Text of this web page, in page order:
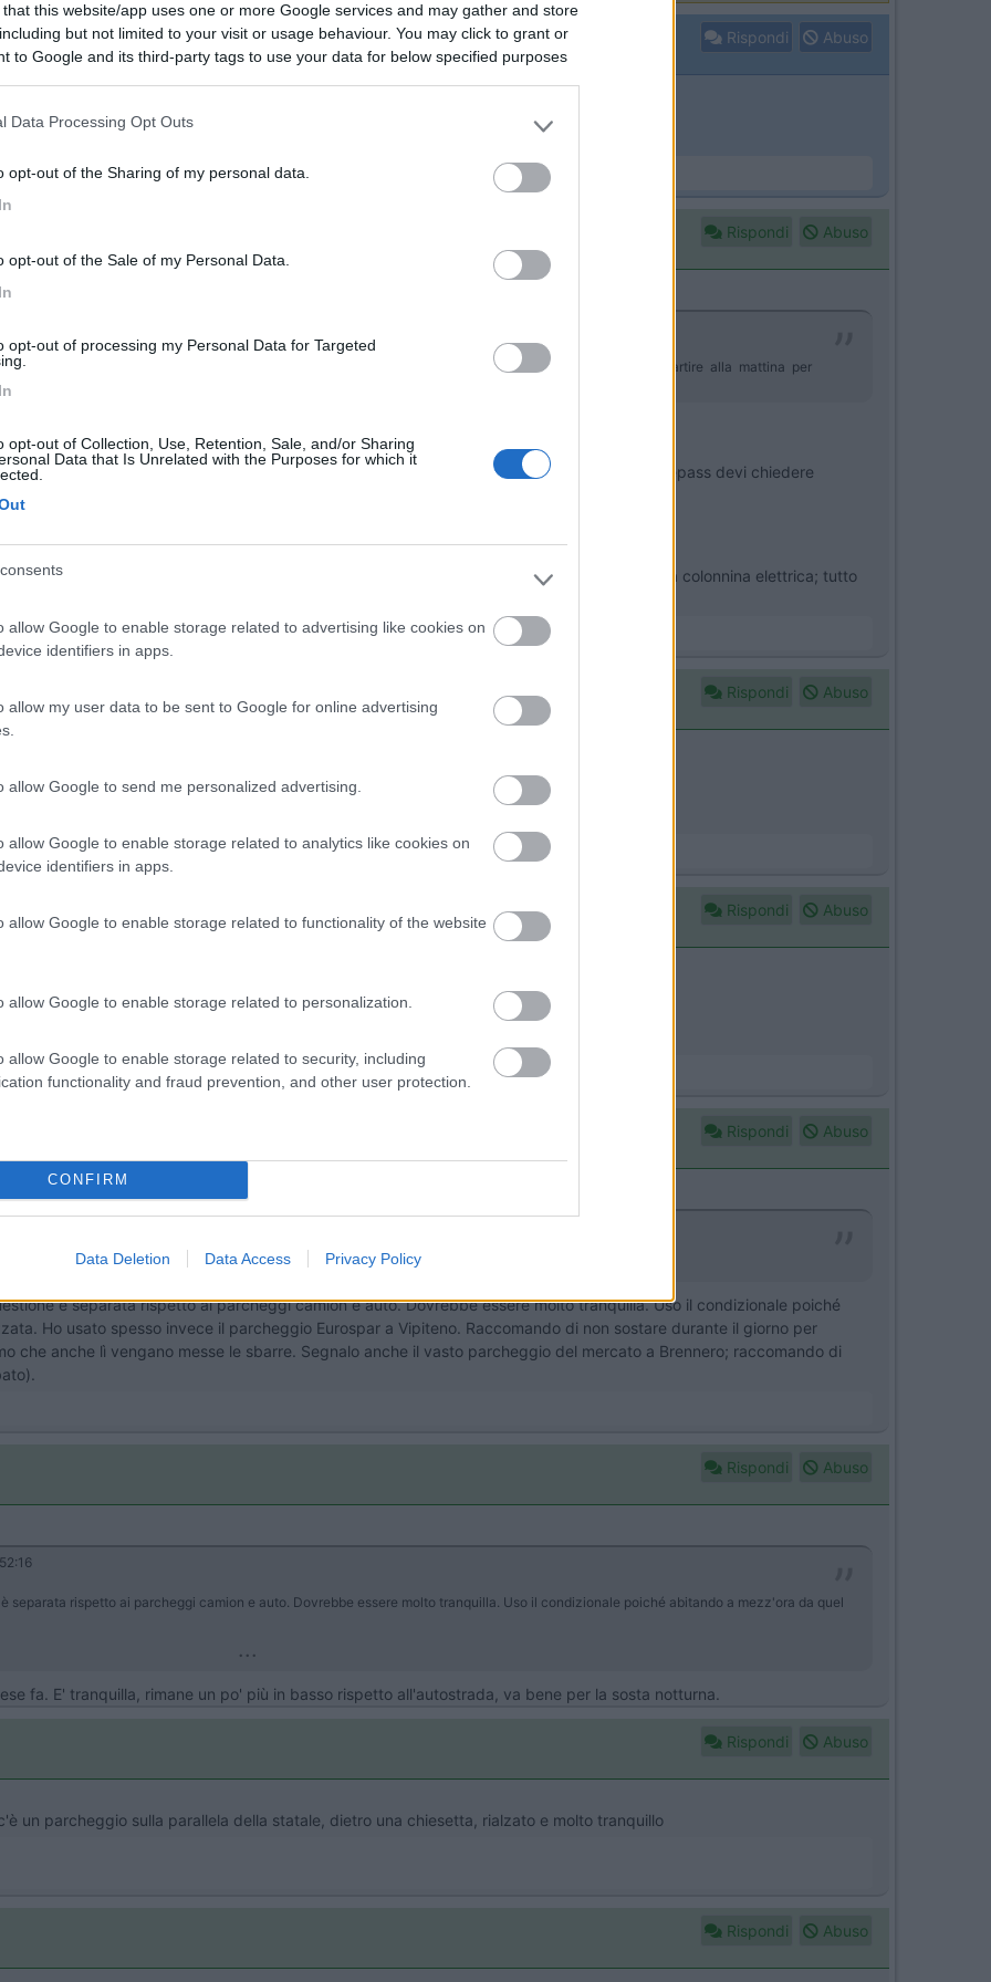
that this website/app uses one or more Google services and may gather and store
but not limited to your visit or usage behaviour. You may click to grant or
to Google and its third-party tags to use your data for below specified purposes
Data Processing Opt Outs
opt-out of the Sharing of my personal data.
opt-out of the Sale of my Personal Data.
opt-out of processing my Personal Data for Targeted
opt-out of Collection, Use, Retention, Sale, and/or Sharing
Data that Is Unrelated with the Purposes for which it
allow Google to enable storage related to advertising like cookies on
identifiers in apps.
allow my user data to be sent to Google for online advertising
allow Google to send me personalized advertising.
allow Google to enable storage related to analytics like cookies on
identifiers in apps.
allow Google to enable storage related to functionality of the website
allow Google to enable storage related to personalization.
allow Google to enable storage related to security, including
functionality and fraud prevention, and other user protection.
CONFIRM
Data Deletion Data Access Privacy Policy
Rispondi Abuso
Rispondi Abuso
una area sosta o anche un area di servizio sull' autostrada del brennero per fermarsi alla notte per ripartire alla mattina per
in prossimità del confine hai due possibilità:
senza passare da un casello, seguendo le indicazioni per camper e caravan; se hai il Telepass devi chiedere
vado a memoria, 10€ corrente compresa;
sinistra un parcheggio a spina di pesce, adatto ai camper, con i primi 4 posti allacciabili alla colonnina elettrica; tutto
Rispondi Abuso
camper (5/6), lontani dai parcheggi auto e camion.
Rispondi Abuso
a Vipiteno nel parcheggio dell'EuroSpar, vicino al casello autostradale.
è pieno di camper.
Rispondi Abuso
l'area con i posti camper (5/6), lontani dai parcheggi auto e camion.
è separata rispetto ai parcheggi camion e auto. Dovrebbe essere molto tranquilla. Uso il condizionale poiché
Ho usato spesso invece il parcheggio Eurospar a Vipiteno. Raccomando di non sostare durante il giorno per
che anche lì vengano messe le sbarre. Segnalo anche il vasto parcheggio del mercato a Brennero; raccomando di
Rispondi Abuso
separata rispetto ai parcheggi camion e auto. Dovrebbe essere molto tranquilla. Uso il condizionale poiché abitando a mezz'ora da quel
...
fa. E' tranquilla, rimane un po' più in basso rispetto all'autostrada, va bene per la sosta notturna.
Rispondi Abuso
un parcheggio sulla parallela della statale, dietro una chiesetta, rialzato e molto tranquillo
Rispondi Abuso